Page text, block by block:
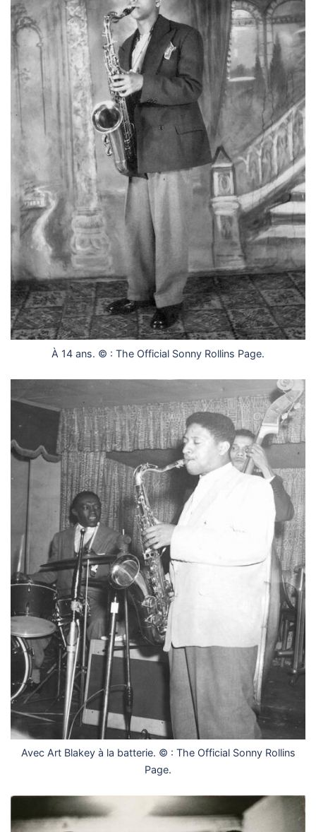
À 14 ans. © : The Official Sonny Rollins Page.
Avec Art Blakey à la batterie. © : The Official Sonny Rollins
Page.